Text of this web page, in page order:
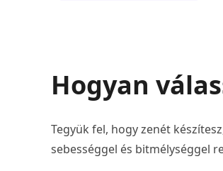
Hogyan
Tegyük fel, hogy zenét
sebességgel és bitmélységgel